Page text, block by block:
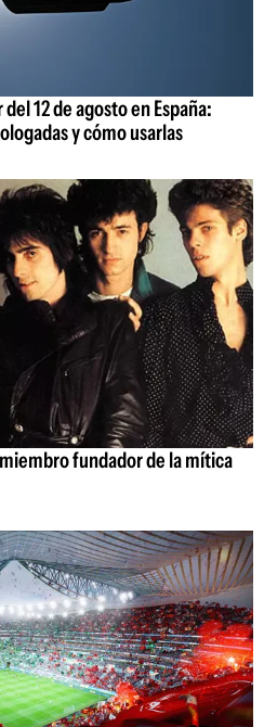
12 de agosto en España:
y cómo usarlas
fundador de la mítica